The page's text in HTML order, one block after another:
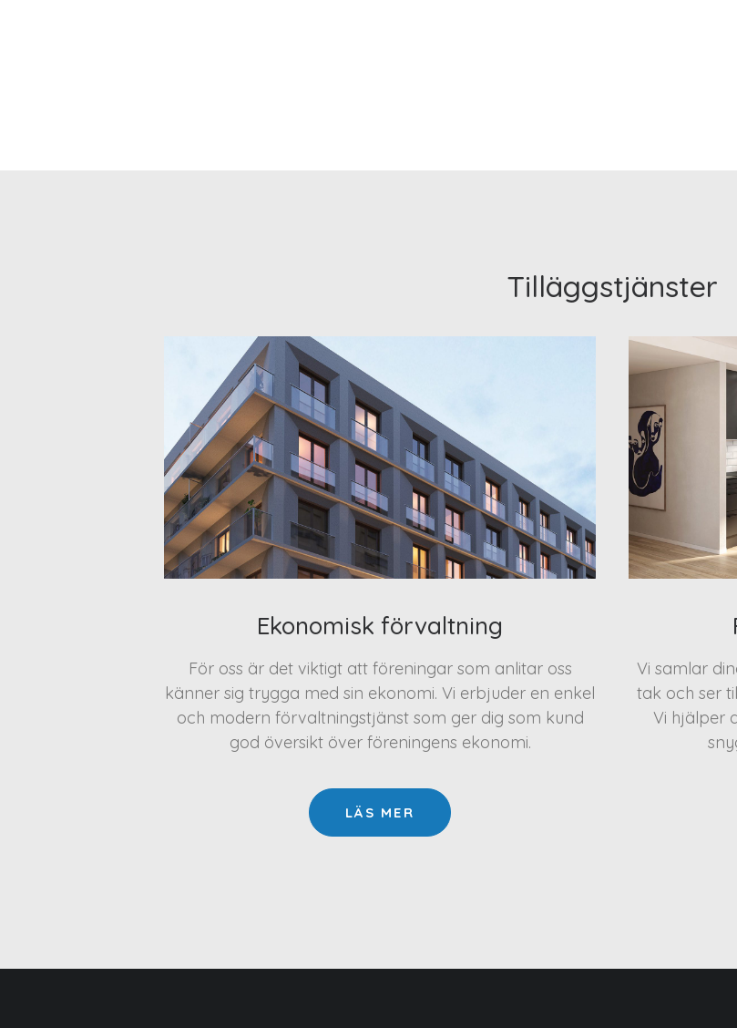
Tilläggstjänster
Ekonomisk förvaltning
För oss är det viktigt att föreningar som anlitar oss
känner sig trygga med sin ekonomi. Vi erbjuder en enkel
och modern förvaltningstjänst som ger dig som kund
god översikt över föreningens ekonomi.
LÄS MER
Vi samlar
tak och ser
Vi hjälper